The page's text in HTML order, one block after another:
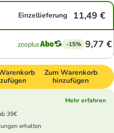
Einzellieferung 11,49 €
-15% 9,77 €
Zum Warenkorb
hinzufügen
Mehr erfahren
39€
erhalten